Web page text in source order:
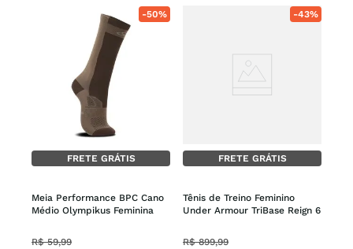
-50%
FRETE GRÁTIS
Meia Performance BPC Cano
Médio Olympikus Feminina
R$ 59,99
-43%
FRETE GRÁTIS
Tênis de Treino Feminino
Under Armour TriBase Reign 6
R$ 899,99